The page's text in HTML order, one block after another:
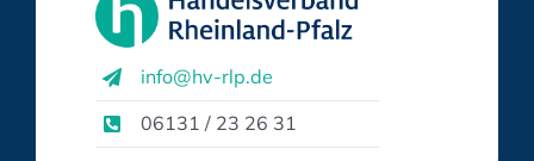
info@hv-rlp.de
06131 / 23 26 31